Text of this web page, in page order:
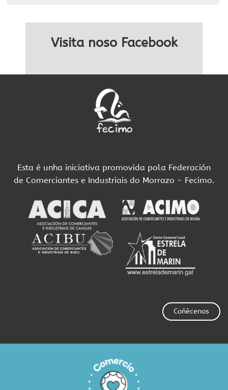
Visita noso Facebook
Esta é unha iniciativa promovida pola Federación
de Comerciantes e Industriais do Morrazo - Fecimo.
Coñécenos